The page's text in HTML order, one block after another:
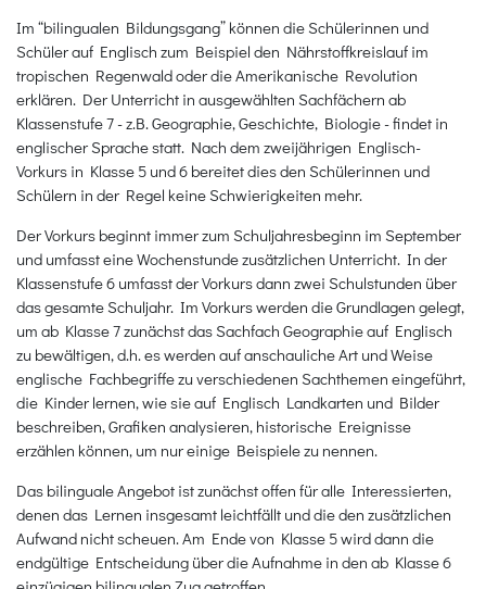
Im “bilingualen Bildungsgang” können die Schülerinnen und
Schüler auf Englisch zum Beispiel den Nährstoffkreislauf im
tropischen Regenwald oder die Amerikanische Revolution
erklären. Der Unterricht in ausgewählten Sachfächern ab
Klassenstufe 7 - z.B. Geographie, Geschichte, Biologie - findet in
englischer Sprache statt. Nach dem zweijährigen Englisch-
Vorkurs in Klasse 5 und 6 bereitet dies den Schülerinnen und
Schülern in der Regel keine Schwierigkeiten mehr.
Der Vorkurs beginnt immer zum Schuljahresbeginn im September
und umfasst eine Wochenstunde zusätzlichen Unterricht. In der
Klassenstufe 6 umfasst der Vorkurs dann zwei Schulstunden über
das gesamte Schuljahr. Im Vorkurs werden die Grundlagen gelegt,
um ab Klasse 7 zunächst das Sachfach Geographie auf Englisch
zu bewältigen, d.h. es werden auf anschauliche Art und Weise
englische Fachbegriffe zu verschiedenen Sachthemen eingeführt,
die Kinder lernen, wie sie auf Englisch Landkarten und Bilder
beschreiben, Grafiken analysieren, historische Ereignisse
erzählen können, um nur einige Beispiele zu nennen.
Das bilinguale Angebot ist zunächst offen für alle Interessierten,
denen das Lernen insgesamt leichtfällt und die den zusätzlichen
Aufwand nicht scheuen. Am Ende von Klasse 5 wird dann die
endgültige Entscheidung über die Aufnahme in den ab Klasse 6